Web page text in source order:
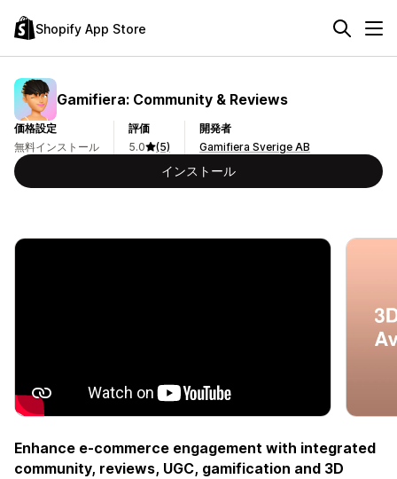
Shopify App Store
Gamifiera: Community & Reviews
価格設定
無料インストール
評価
5.0
(5)
開発者
Gamifiera Sverige AB
インストール
Enhance e-commerce engagement with integrated
community, reviews, UGC, gamification and 3D